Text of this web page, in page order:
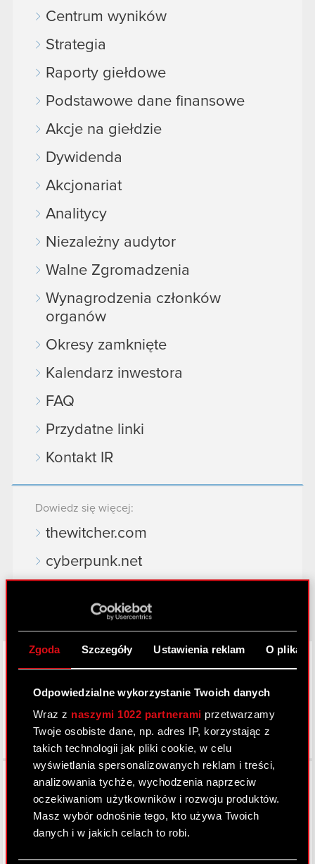
Zgoda Szczegóły Ustawienia reklam O
Odpowiedzialne wykorzystanie Twoich danych
Wraz z naszymi 1022 partnerami przetwarzamy
Twoje osobiste dane, np. adres IP, korzystając z
takich technologii jak pliki cookie, w celu
wyświetlania spersonalizowanych reklam i treści,
analizowania tychże, wychodzenia naprzeciw
oczekiwaniom użytkowników i rozwoju produktów.
Masz wybór odnośnie tego, kto używa Twoich
danych i w jakich celach to robi.
Centrum wyników
Strategia
Raporty giełdowe
Podstawowe dane finansowe
Akcje na giełdzie
Dywidenda
Akcjonariat
Analitycy
Niezależny audytor
Walne Zgromadzenia
Wynagrodzenia członków
organów
Okresy zamknięte
Kalendarz inwestora
FAQ
Przydatne linki
Kontakt IR
Dowiedz się więcej:
thewitcher.com
cyberpunk.net
LinkedIn
Facebook